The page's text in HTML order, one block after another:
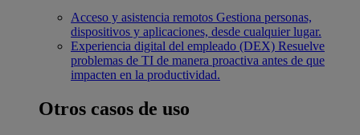
Acceso y asistencia remotos Gestiona personas,
dispositivos y aplicaciones, desde cualquier lugar.
Experiencia digital del empleado (DEX) Resuelve
problemas de TI de manera proactiva antes de que
impacten en la productividad.
Otros casos de uso